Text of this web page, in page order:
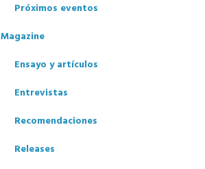
Próximos eventos
Magazine
Ensayo y artículos
Entrevistas
Recomendaciones
Releases